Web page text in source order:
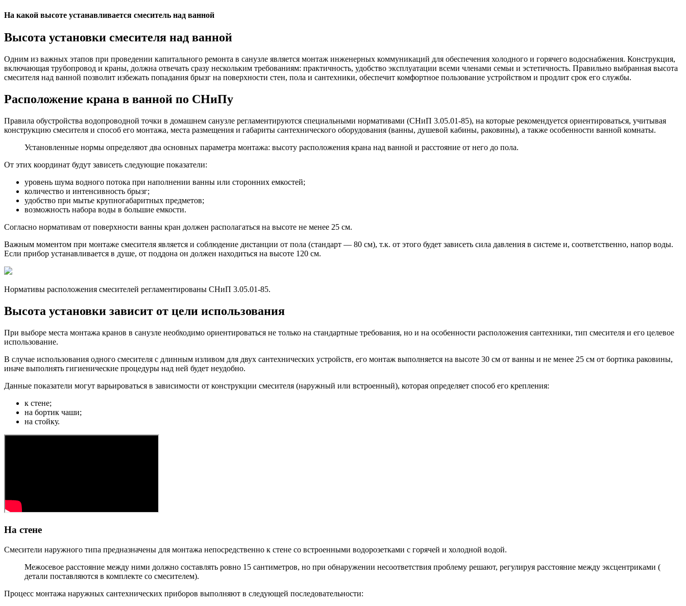
На какой высоте устанавливается смеситель над ванной
Высота установки смесителя над ванной
Одним из важных этапов при проведении капитального ремонта в санузле является монтаж инженерных коммуникаций для обеспечения холодного и горячего водоснабжения. Конструкция,
включающая трубопровод и краны, должна отвечать сразу нескольким требованиям: практичность, удобство эксплуатации всеми членами семьи и эстетичность. Правильно выбранная высота
смесителя над ванной позволит избежать попадания брызг на поверхности стен, пола и сантехники, обеспечит комфортное пользование устройством и продлит срок его службы.
Расположение крана в ванной по СНиПу
Правила обустройства водопроводной точки в домашнем санузле регламентируются специальными нормативами (СНиП 3.05.01-85), на которые рекомендуется ориентироваться, учитывая
конструкцию смесителя и способ его монтажа, места размещения и габариты сантехнического оборудования (ванны, душевой кабины, раковины), а также особенности ванной комнаты.
Установленные нормы определяют два основных параметра монтажа: высоту расположения крана над ванной и расстояние от него до пола.
От этих координат будут зависеть следующие показатели:
уровень шума водного потока при наполнении ванны или сторонних емкостей;
количество и интенсивность брызг;
удобство при мытье крупногабаритных предметов;
возможность набора воды в большие емкости.
Согласно нормативам от поверхности ванны кран должен располагаться на высоте не менее 25 см.
Важным моментом при монтаже смесителя является и соблюдение дистанции от пола (стандарт — 80 см), т.к. от этого будет зависеть сила давления в системе и, соответственно, напор воды.
Если прибор устанавливается в душе, от поддона он должен находиться на высоте 120 см.
Нормативы расположения смесителей регламентированы СНиП 3.05.01-85.
Высота установки зависит от цели использования
При выборе места монтажа кранов в санузле необходимо ориентироваться не только на стандартные требования, но и на особенности расположения сантехники, тип смесителя и его целевое
использование.
В случае использования одного смесителя с длинным изливом для двух сантехнических устройств, его монтаж выполняется на высоте 30 см от ванны и не менее 25 см от бортика раковины,
иначе выполнять гигиенические процедуры над ней будет неудобно.
Данные показатели могут варьироваться в зависимости от конструкции смесителя (наружный или встроенный), которая определяет способ его крепления:
к стене;
на бортик чаши;
на стойку.
На стене
Смесители наружного типа предназначены для монтажа непосредственно к стене со встроенными водорозетками с горячей и холодной водой.
Межосевое расстояние между ними должно составлять ровно 15 сантиметров, но при обнаружении несоответствия проблему решают, регулируя расстояние между эксцентриками (
детали поставляются в комплекте со смесителем).
Процесс монтажа наружных сантехнических приборов выполняют в следующей последовательности: